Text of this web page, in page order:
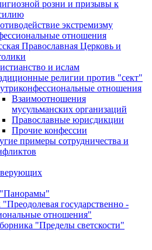
розни и призывы к
экстремизму
отношения
Православная Церковь и
и ислам
религии против "сект"
отношения
Взаимоотношения
мусульманских организаций
Православные юрисдикции
Прочие конфессии
примеры сотрудничества и
государственно -
отношения"
"Пределы светскости"